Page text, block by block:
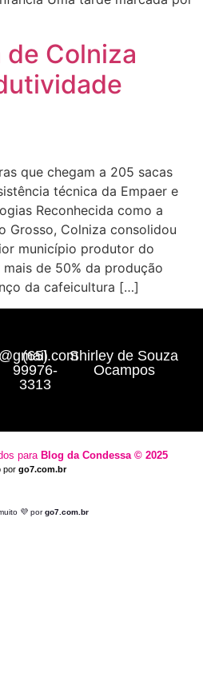
Colniza
que chegam a 205 sacas
técnica da Empaer e
Reconhecida como a
Grosso, Colniza consolidou
município produtor do
de 50% da produção
da cafeicultura […]
(65)
99976-
3313
Shirley de Souza
Ocampos
paraBlog da Condessa ⁠© 2025
por go7.com.br
💜 porgo7.com.br